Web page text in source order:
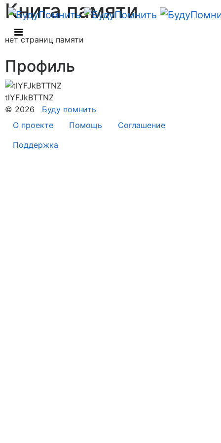
Книга памяти
нет страниц памяти
Профиль
tlYFJkBTTNZ
© 2026 Буду помнить
О проекте
Помощь
Соглашение
Поддержка